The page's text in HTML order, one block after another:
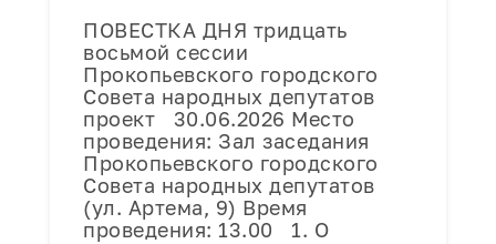
ПОВЕСТКА ДНЯ тридцать
восьмой сессии
Прокопьевского городского
Совета народных депутатов
проект 30.06.2026 Место
проведения: Зал заседания
Прокопьевского городского
Совета народных депутатов
(ул. Артема, 9) Время
проведения: 13.00 1. О